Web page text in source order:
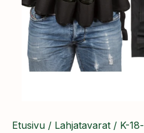
Etusivu / Lahjatavarat / K-